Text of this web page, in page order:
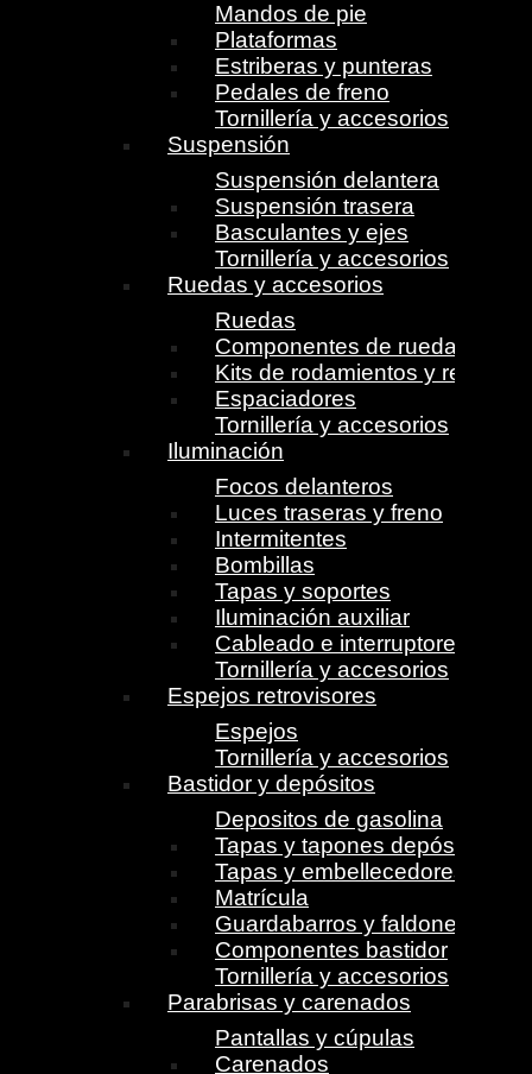
Mandos de pie
Plataformas
Estriberas y punteras
Pedales de freno
Tornillería y accesorios
Suspensión
Suspensión delantera
Suspensión trasera
Basculantes y ejes
Tornillería y accesorios
Ruedas y accesorios
Ruedas
Componentes de ruedas
Kits de rodamientos y retenes
Espaciadores
Tornillería y accesorios
Iluminación
Focos delanteros
Luces traseras y freno
Intermitentes
Bombillas
Tapas y soportes
Iluminación auxiliar
Cableado e interruptores
Tornillería y accesorios
Espejos retrovisores
Espejos
Tornillería y accesorios
Bastidor y depósitos
Depositos de gasolina
Tapas y tapones depósito
Tapas y embellecedores
Matrícula
Guardabarros y faldones
Componentes bastidor
Tornillería y accesorios
Parabrisas y carenados
Pantallas y cúpulas
Carenados